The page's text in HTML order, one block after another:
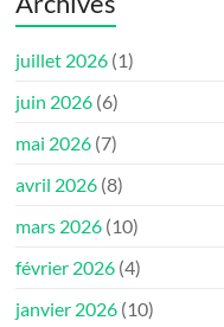
juillet 2026 (1)
juin 2026 (6)
mai 2026 (7)
avril 2026 (8)
mars 2026 (10)
février 2026 (4)
janvier 2026 (10)